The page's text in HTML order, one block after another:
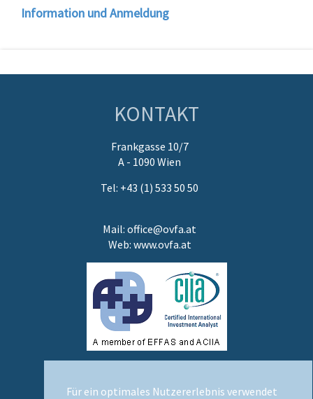
Für ein optimales Nutzererlebnis verwendet
Information und Anmeldung
KONTAKT
Frankgasse 10/7
A - 1090 Wien
Tel: +43 (1) 533 50 50
Mail: office@ovfa.at
Web: www.ovfa.at